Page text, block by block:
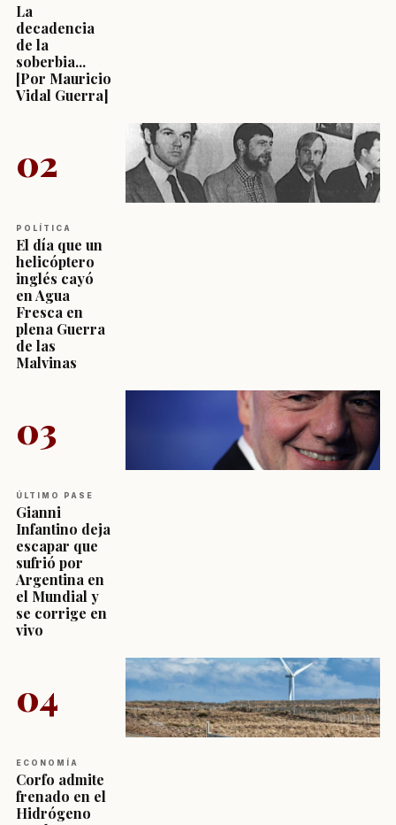
La
decadencia
de la
soberbia...
[Por Mauricio
Vidal Guerra]
02
POLÍTICA
El día que un
helicóptero
inglés cayó
en Agua
Fresca en
plena Guerra
de las
Malvinas
03
ÚLTIMO PASE
Gianni
Infantino deja
escapar que
sufrió por
Argentina en
el Mundial y
se corrige en
vivo
04
ECONOMÍA
Corfo admite
frenado en el
Hidrógeno